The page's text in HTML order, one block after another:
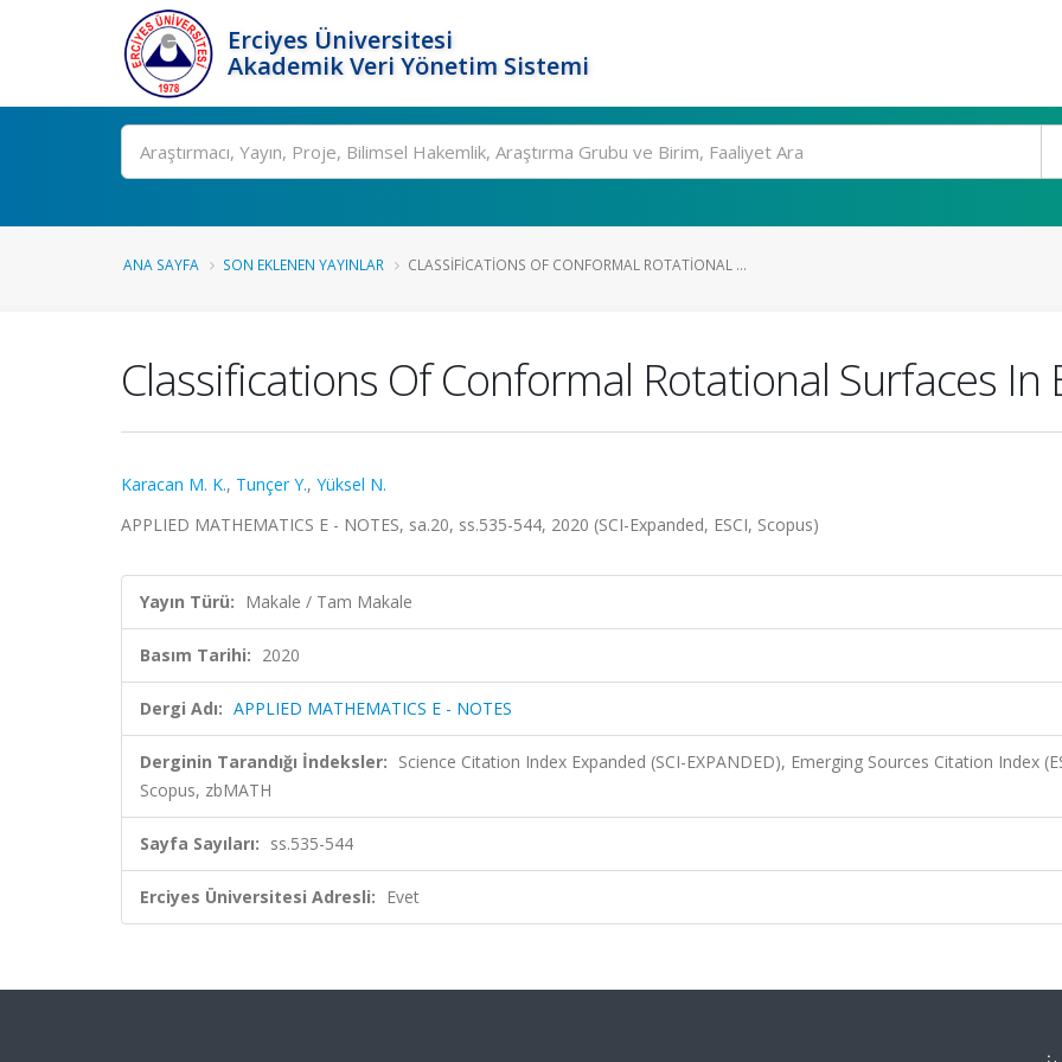
Erciyes Üniversitesi
Akademik Veri Yönetim Sistemi
Ara
ANA SAYFA SON EKLENEN YAYINLAR CLASSIFICATIONS OF CONFORMAL ROTATIONAL ...
Classifications Of Conformal Rotational Surfaces In
Karacan M. K., Tunçer Y., Yüksel N.
APPLIED MATHEMATICS E - NOTES, sa.20, ss.535-544, 2020 (SCI-Expanded, ESCI, Scopus)
Yayın Türü: Makale / Tam Makale
Basım Tarihi: 2020
Dergi Adı: APPLIED MATHEMATICS E - NOTES
Derginin Tarandığı İndeksler: Science Citation Index Expanded (SCI-EXPANDED), Emerging Sources Citation Index
Scopus, zbMATH
Sayfa Sayıları: ss.535-544
Erciyes Üniversitesi Adresli: Evet